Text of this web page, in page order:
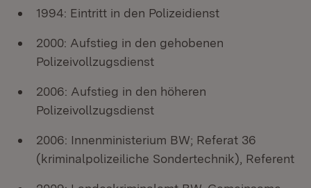
1994: Eintritt in den Polizeidienst
2000: Aufstieg in den gehobenen
Polizeivollzugsdienst
2006: Aufstieg in den höheren
Polizeivollzugsdienst
2006: Innenministerium BW; Referat 36
(kriminalpolizeiliche Sondertechnik), Referent